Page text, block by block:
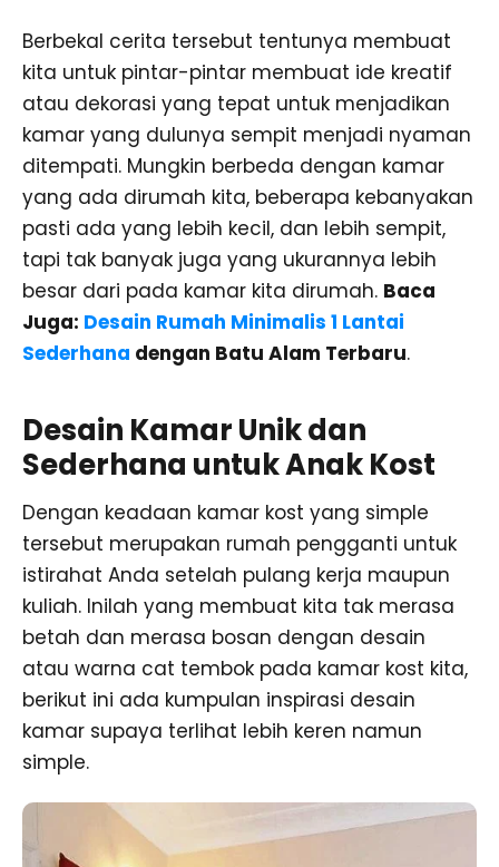
Berbekal cerita tersebut tentunya membuat
kita untuk pintar-pintar membuat ide kreatif
atau dekorasi yang tepat untuk menjadikan
kamar yang dulunya sempit menjadi nyaman
ditempati. Mungkin berbeda dengan kamar
yang ada dirumah kita, beberapa kebanyakan
pasti ada yang lebih kecil, dan lebih sempit,
tapi tak banyak juga yang ukurannya lebih
besar dari pada kamar kita dirumah. Baca
Juga: Desain Rumah Minimalis 1 Lantai
Sederhana dengan Batu Alam Terbaru.
Desain Kamar Unik dan
Sederhana untuk Anak Kost
Dengan keadaan kamar kost yang simple
tersebut merupakan rumah pengganti untuk
istirahat Anda setelah pulang kerja maupun
kuliah. Inilah yang membuat kita tak merasa
betah dan merasa bosan dengan desain
atau warna cat tembok pada kamar kost kita,
berikut ini ada kumpulan inspirasi desain
kamar supaya terlihat lebih keren namun
simple.